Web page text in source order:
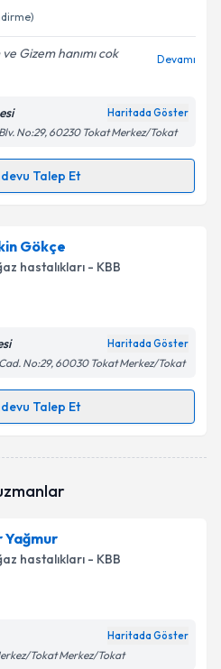
Gizem hanımı cok
Devamı
Haritada Göster
No:29, 60230 Tokat Merkez/Tokat
Talep Et
için randevu takvimi talebi
randevu almanız için bir
e-posta ile bilgilendireceğiz.
işlenmesine ilişkin
kişisel verilerimin belirtilen
Gönder
Gökçe
hastalıkları - KBB
Haritada Göster
No:29, 60030 Tokat Merkez/Tokat
Talep Et
randevu almanız için bir
ilişkin
Aydınlatma
kişisel verilerimin belirtilen
Yağmur
hastalıkları - KBB
Haritada Göster
Tokat Merkez/Tokat